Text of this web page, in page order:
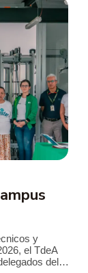
y
el TdeA
del